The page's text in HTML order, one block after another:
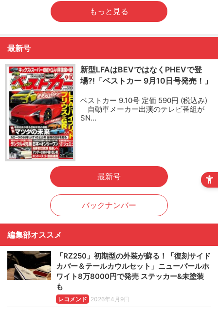
もっと見る
最新号
新型LFAはBEVではなくPHEVで登
場?!「ベストカー 9月10日号発売！」
ベストカー 9.10号 定価 590円 (税込み)
自動車メーカー出演のテレビ番組が
SN…
最新号
バックナンバー
編集部オススメ
「RZ250」初期型の外装が蘇る！「復刻サイド
カバー＆テールカウルセット」ニューパールホ
ワイト8万8000円で発売 ステッカー&未塗装
も
レコメンド 2026年4月9日